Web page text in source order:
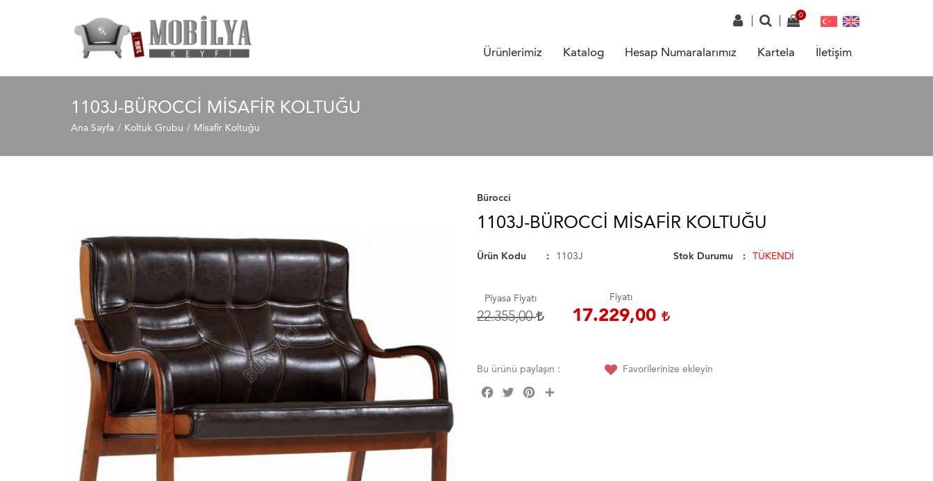
Ürünlerimiz Katalog Hesap Numaralarımız Kartela İletişim
1103J-BÜROCCI MISAFIR KOLTUĞU
Ana Sayfa Koltuk Grubu Misafir Koltuğu
Bürocci
1103J-BÜROCCI MISAFIR KOLTUĞU
Ürün Kodu 1103J Stok Durumu TÜKENDİ
Piyasa Fiyatı
22.355,00
Fiyatı
17.229,00
Bu ürünü paylaşın :
FacebookTwitterPinterest
Favorilerinize ekleyin